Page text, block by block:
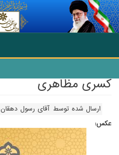
انتقال به محتوای اصلی
کسری مظاهری
ارسال شده توسط آقای رسول دهقان
عکس: